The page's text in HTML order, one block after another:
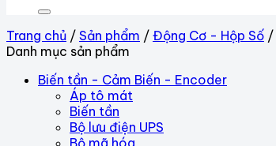
Trang chủ / Sản phẩm / Động Cơ - Hộp Số /
Danh mục sản phẩm
Biến tần - Cảm Biến - Encoder
Áp tô mát
Biến tần
Bộ lưu điện UPS
Bộ mã hóa